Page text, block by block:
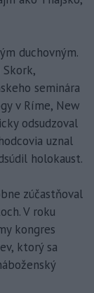
duchovným.
seminára
v Ríme, New
odsudzoval
uznal
holokaust.
zúčastňoval
V roku
kongres
ktorý sa